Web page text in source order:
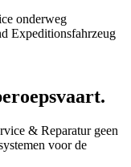
onderweg
& Reparatur geen
voor de